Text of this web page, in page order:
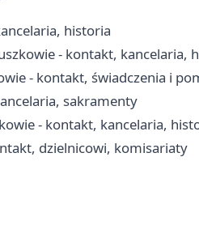
historia
- kontakt, kancelaria,
- kontakt, świadczenia i
sakramenty
- kontakt, kancelaria,
dzielnicowi, komisariaty